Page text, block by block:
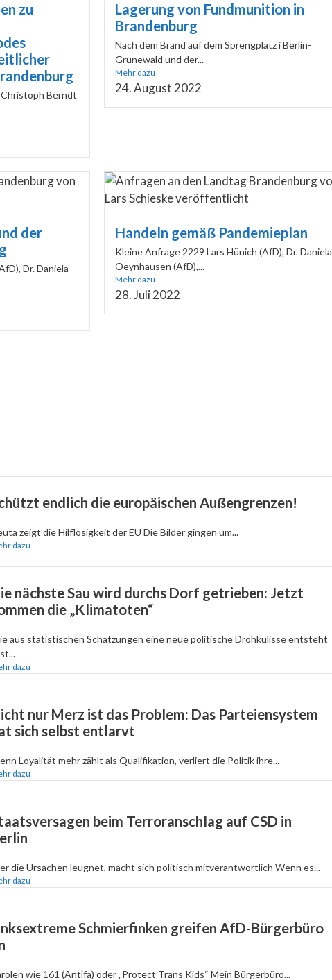
zu
Berndt
Lagerung von Fundmunition in
Brandenburg
Nach dem Brand auf dem Sprengplatz i Berlin-
Grunewald und der...
Mehr dazu
24. August 2022
der
Dr. Daniela
Handeln gemäß Pandemieplan
Kleine Anfrage 2229 Lars Hünich (AfD), Dr. Daniela
Oeynhausen (AfD),...
Mehr dazu
28. Juli 2022
endlich die europäischen Außengrenzen!
zeigt die Hilflosigkeit der EU Die Bilder gingen um...
dazu
nächste Sau wird durchs Dorf getrieben: Jetzt
die „Klimatoten“
aus statistischen Schätzungen eine neue politische Drohkulisse entsteht
dazu
nur Merz ist das Problem: Das Parteiensystem
sich selbst entlarvt
Loyalität mehr zählt als Qualifikation, verliert die Politik ihre...
dazu
beim Terroranschlag auf CSD in
die Ursachen leugnet, macht sich politisch mitverantwortlich Wenn es...
dazu
Schmierfinken greifen AfD-Bürgerbüro
wie 161 (Antifa) oder „Protect Trans Kids“ Mein Bürgerbüro...